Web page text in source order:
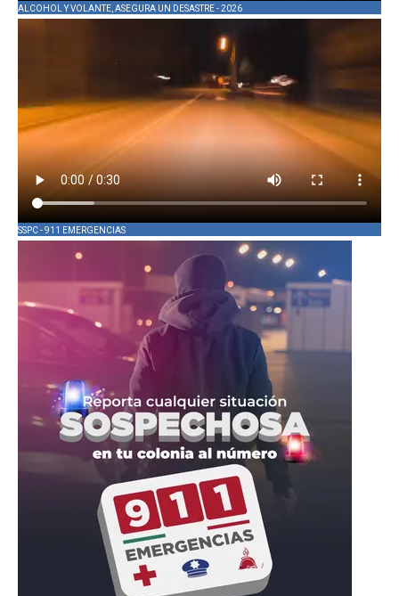
ALCOHOL Y VOLANTE, ASEGURA UN DESASTRE - 2026
SSPC - 911 EMERGENCIAS